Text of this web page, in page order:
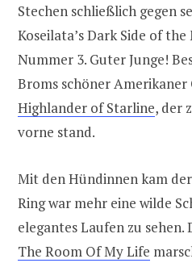
Stechen schließlich gegen
Koseilata’s Dark Side of
Nummer 3. Guter Junge!
Broms schöner Amerikaner
Highlander of Starline, der
vorne stand.
Mit den Hündinnen kam
Ring war mehr eine wilde
elegantes Laufen zu sehen.
The Room Of My Life